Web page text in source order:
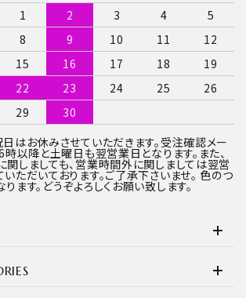
1
2 3 4
5
8 9 10 11
12
15 16 17 18
19
22 23 24 25
26
29
30
はお休みさせていただきます。受注確認メー
以降と土曜日も翌営業日となります。また、
しましても、営業時間外に関しましては翌営
ただいております。ご了承下さいませ。 色のつ
ます。どうぞよろしくお願い致します。